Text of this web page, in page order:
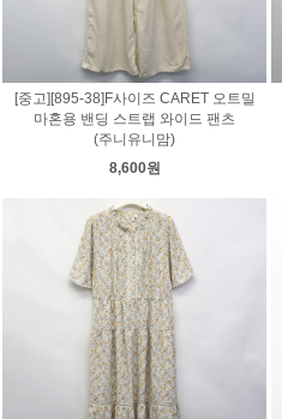
[중고][895-38]F사이즈 CARET 오트밀
마혼용 밴딩 스트랩 와이드 팬츠
(주니유니맘)
8,600원